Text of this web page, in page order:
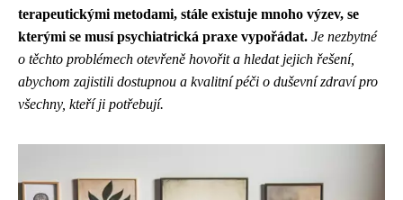
terapeutickými metodami, stále existuje mnoho výzev, se
kterými se musí psychiatrická praxe vypořádat. Je nezbytné
o těchto problémech otevřeně hovořit a hledat jejich řešení,
abychom zajistili dostupnou a kvalitní péči o duševní zdraví pro
všechny, kteří ji potřebují.